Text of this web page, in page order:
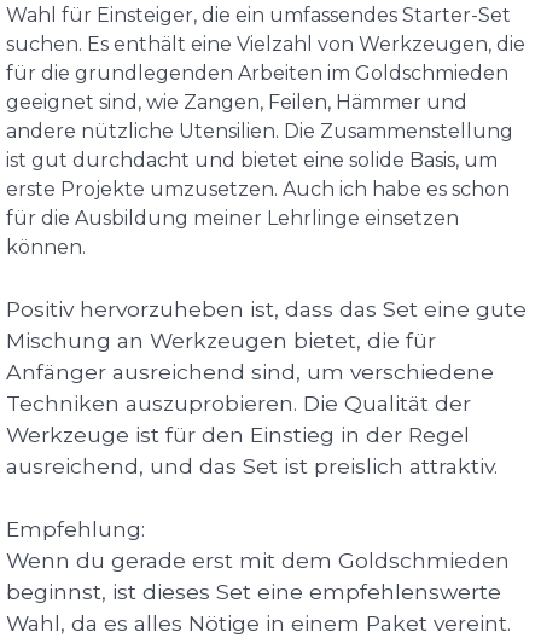
Wahl für Einsteiger, die ein umfassendes Starter-Set
suchen. Es enthält eine Vielzahl von Werkzeugen, die
für die grundlegenden Arbeiten im Goldschmieden
geeignet sind, wie Zangen, Feilen, Hämmer und
andere nützliche Utensilien. Die Zusammenstellung
ist gut durchdacht und bietet eine solide Basis, um
erste Projekte umzusetzen. Auch ich habe es schon
für die Ausbildung meiner Lehrlinge einsetzen
können.
Positiv hervorzuheben ist, dass das Set eine gute
Mischung an Werkzeugen bietet, die für
Anfänger ausreichend sind, um verschiedene
Techniken auszuprobieren. Die Qualität der
Werkzeuge ist für den Einstieg in der Regel
ausreichend, und das Set ist preislich attraktiv.
Empfehlung:
Wenn du gerade erst mit dem Goldschmieden
beginnst, ist dieses Set eine empfehlenswerte
Wahl, da es alles Nötige in einem Paket vereint.